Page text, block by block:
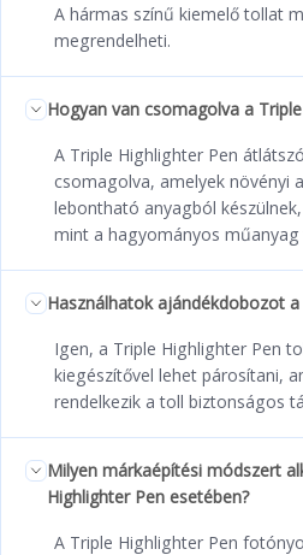
A hármas színű kiemelő tollat
megrendelheti.
Hogyan van csomagolva a
A Triple Highlighter Pen
csomagolva, amelyek növényi
lebontható anyagból
mint a hagyományos műanyag
Használhatok ajándékdobozot
Igen, a Triple Highlighter Pen
kiegészítővel lehet párosítani,
rendelkezik a toll biztonságos
Milyen márkaépítési módszert
Highlighter Pen esetében?
A Triple Highlighter Pen